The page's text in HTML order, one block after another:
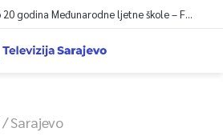
U Sarajevu obilježeno 20 godina Međunarodne ljetne škole – Fokus na izazovima međunarodne pravde
/Sarajevo